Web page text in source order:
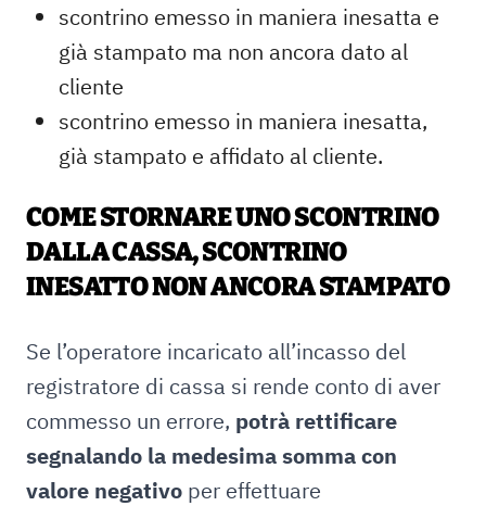
scontrino emesso in maniera inesatta e
già stampato ma non ancora dato al
cliente
scontrino emesso in maniera inesatta,
già stampato e affidato al cliente.
COME STORNARE UNO SCONTRINO
DALLA CASSA, SCONTRINO
INESATTO NON ANCORA STAMPATO
Se l’operatore incaricato all’incasso del
registratore di cassa si rende conto di aver
commesso un errore, potrà rettificare
segnalando la medesima somma con
valore negativo per effettuare